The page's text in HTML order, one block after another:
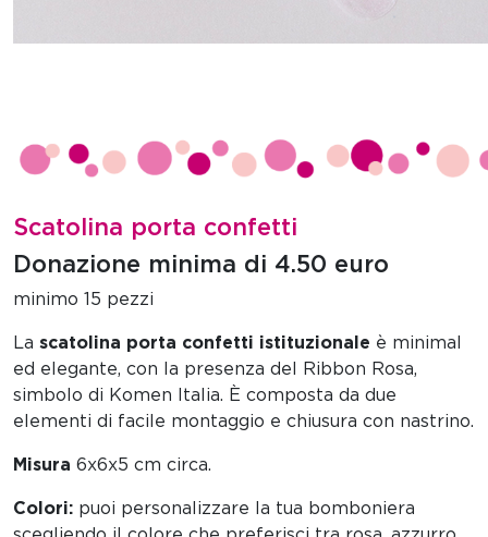
Scatolina porta confetti
Donazione minima di 4.50 euro
minimo 15 pezzi
La scatolina porta confetti istituzionale è minimal
ed elegante, con la presenza del Ribbon Rosa,
simbolo di Komen Italia. È composta da due
elementi di facile montaggio e chiusura con nastrino.
Misura 6x6x5 cm circa.
Colori: puoi personalizzare la tua bomboniera